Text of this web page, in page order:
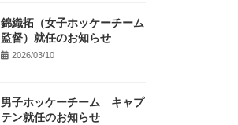
錦織拓（女子ホッケーチーム
監督）就任のお知らせ
2026/03/10
男子ホッケーチーム キャプ
テン就任のお知らせ